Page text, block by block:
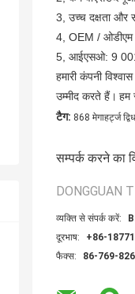
3, उच्च दक्षता और
4, OEM / ओडीएम
5, आईएसओ: 9
हमारी कंपनी
उम्मीद करते हैं। हम
टैग: 868 मेगाहर्ट्ज
सम्पर्क करने का
DONGGUAN
व्यक्ति से संपर्क करें:
दूरभाष:
+86-
फैक्स:
86-769-